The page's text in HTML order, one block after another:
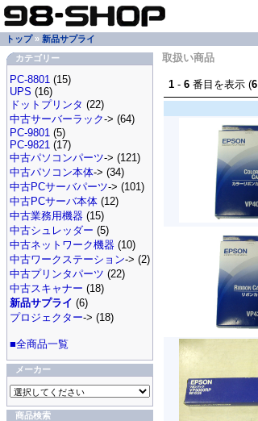
トップ» 新品サプライ
カテゴリー
PC-8801 (15)
UPS (16)
ドットプリンタ (22)
中古サーバーラック-> (64)
PC-9801 (5)
PC-9821 (17)
中古パソコンパーツ-> (121)
中古パソコン本体-> (34)
中古PCサーバパーツ-> (101)
中古PCサーバ本体 (12)
中古業務用機器 (15)
中古シュレッダー (5)
中古ネットワーク機器 (10)
中古ワークステーション-> (2)
中古プリンタパーツ (22)
中古スキャナー (18)
新品サプライ (6)
プロジェクター-> (18)
■全商品一覧
メーカー
商品検索
取扱い商品
1 - 6 番目を表示 (6